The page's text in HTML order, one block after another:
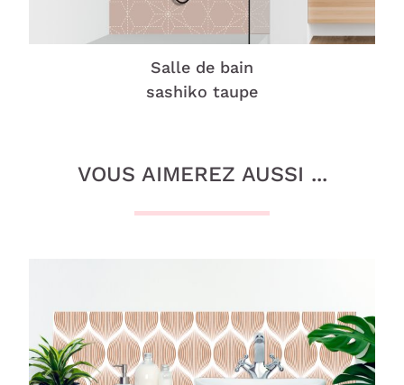
Salle de bain
sashiko taupe
VOUS AIMEREZ AUSSI ...